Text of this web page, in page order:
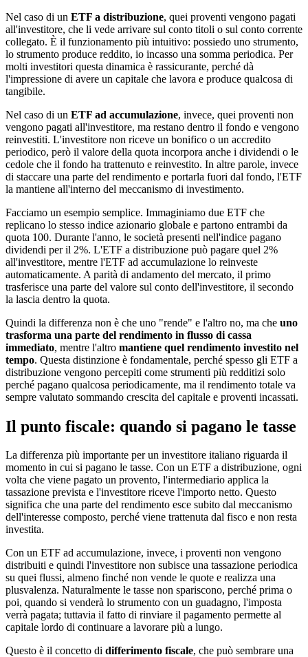
Nel caso di un ETF a distribuzione, quei proventi vengono pagati
all'investitore, che li vede arrivare sul conto titoli o sul conto corrente
collegato. È il funzionamento più intuitivo: possiedo uno strumento,
lo strumento produce reddito, io incasso una somma periodica. Per
molti investitori questa dinamica è rassicurante, perché dà
l'impressione di avere un capitale che lavora e produce qualcosa di
tangibile.
Nel caso di un ETF ad accumulazione, invece, quei proventi non
vengono pagati all'investitore, ma restano dentro il fondo e vengono
reinvestiti. L'investitore non riceve un bonifico o un accredito
periodico, però il valore della quota incorpora anche i dividendi o le
cedole che il fondo ha trattenuto e reinvestito. In altre parole, invece
di staccare una parte del rendimento e portarla fuori dal fondo, l'ETF
la mantiene all'interno del meccanismo di investimento.
Facciamo un esempio semplice. Immaginiamo due ETF che
replicano lo stesso indice azionario globale e partono entrambi da
quota 100. Durante l'anno, le società presenti nell'indice pagano
dividendi per il 2%. L'ETF a distribuzione può pagare quel 2%
all'investitore, mentre l'ETF ad accumulazione lo reinveste
automaticamente. A parità di andamento del mercato, il primo
trasferisce una parte del valore sul conto dell'investitore, il secondo
la lascia dentro la quota.
Quindi la differenza non è che uno "rende" e l'altro no, ma che uno
trasforma una parte del rendimento in flusso di cassa
immediato, mentre l'altro mantiene quel rendimento investito nel
tempo. Questa distinzione è fondamentale, perché spesso gli ETF a
distribuzione vengono percepiti come strumenti più redditizi solo
perché pagano qualcosa periodicamente, ma il rendimento totale va
sempre valutato sommando crescita del capitale e proventi incassati.
Il punto fiscale: quando si pagano le tasse
La differenza più importante per un investitore italiano riguarda il
momento in cui si pagano le tasse. Con un ETF a distribuzione, ogni
volta che viene pagato un provento, l'intermediario applica la
tassazione prevista e l'investitore riceve l'importo netto. Questo
significa che una parte del rendimento esce subito dal meccanismo
dell'interesse composto, perché viene trattenuta dal fisco e non resta
investita.
Con un ETF ad accumulazione, invece, i proventi non vengono
distribuiti e quindi l'investitore non subisce una tassazione periodica
su quei flussi, almeno finché non vende le quote e realizza una
plusvalenza. Naturalmente le tasse non spariscono, perché prima o
poi, quando si venderà lo strumento con un guadagno, l'imposta
verrà pagata; tuttavia il fatto di rinviare il pagamento permette al
capitale lordo di continuare a lavorare più a lungo.
Questo è il concetto di differimento fiscale, che può sembrare una